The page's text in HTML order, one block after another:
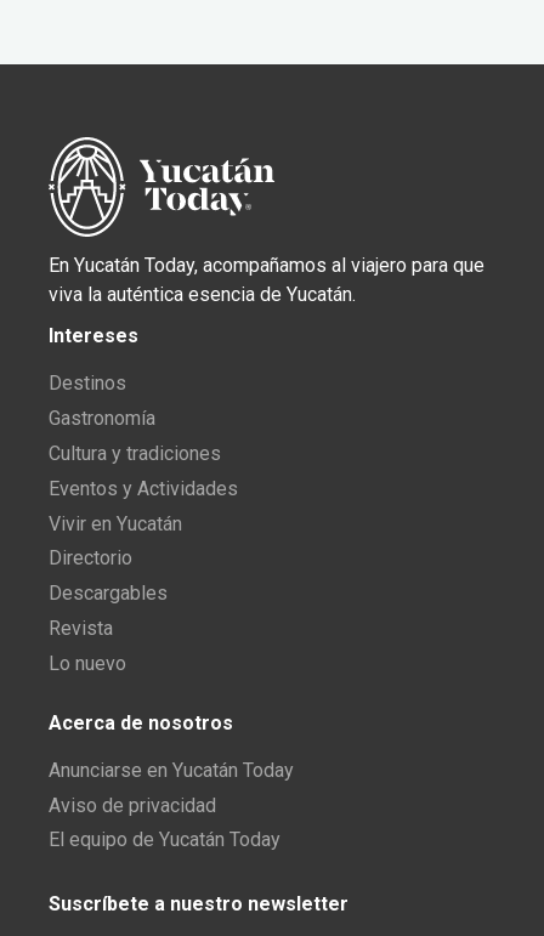
En Yucatán Today, acompañamos al viajero para que
viva la auténtica esencia de Yucatán.
Intereses
Destinos
Gastronomía
Cultura y tradiciones
Eventos y Actividades
Vivir en Yucatán
Directorio
Descargables
Revista
Lo nuevo
Acerca de nosotros
Anunciarse en Yucatán Today
Aviso de privacidad
El equipo de Yucatán Today
Suscríbete a nuestro newsletter